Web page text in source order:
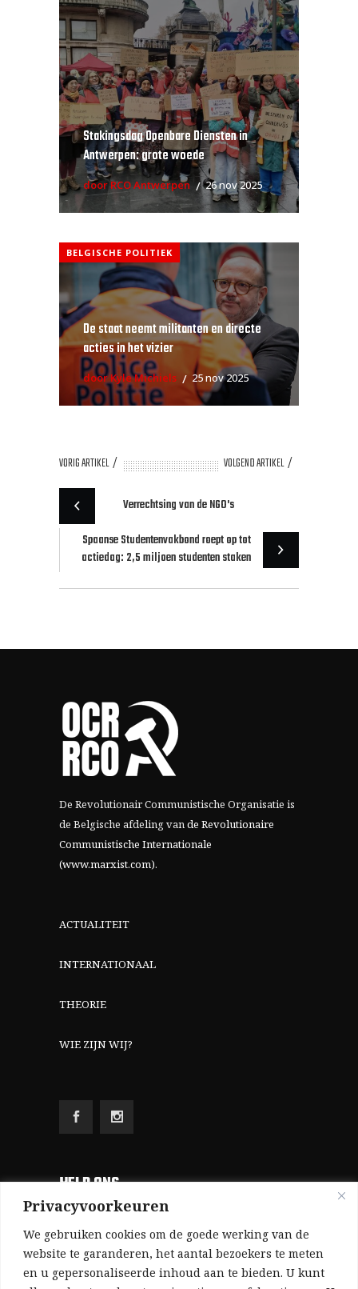
Privacyvoorkeuren
We gebruiken cookies om de goede werking van de
website te garanderen, het aantal bezoekers te meten
en u gepersonaliseerde inhoud aan te bieden. U kunt
Stakingsdag Openbare Diensten in
Antwerpen: grote woede
door RCO Antwerpen 26 nov 2025
BELGISCHE POLITIEK
De staat neemt militanten en directe
acties in het vizier
door Kyle Michiels 25 nov 2025
VORIG ARTIKEL VOLGEND ARTIKEL
Verrechtsing van de NGO's
Spaanse Studentenvakbond roept op tot
actiedag: 2,5 miljoen studenten staken
De Revolutionair Communistische Organisatie is
de Belgische afdeling vande Revolutionaire
Communistische Internationale
(www.marxist.com).
ACTUALITEIT
INTERNATIONAAL
THEORIE
WIE ZIJN WIJ?
HELP ONS
Aangezien we volledig zelf gefinancierd zijn
(zonder subsidies, zonder commerciële
advertenties en zonder rijke sponsors), zijn we